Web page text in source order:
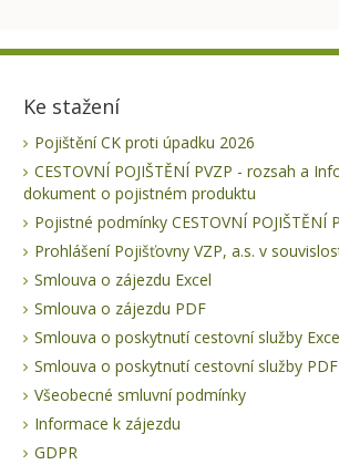
Ke stažení
Pojištění CK proti úpadku 2026
CESTOVNÍ POJIŠTĚNÍ PVZP - rozsah a
dokument o pojistném produktu
Pojistné podmínky CESTOVNÍ POJIŠTĚNÍ
Prohlášení Pojišťovny VZP, a.s. v
Smlouva o zájezdu Excel
Smlouva o zájezdu PDF
Smlouva o poskytnutí cestovní služby
Smlouva o poskytnutí cestovní služby PDF
Všeobecné smluvní podmínky
Informace k zájezdu
GDPR